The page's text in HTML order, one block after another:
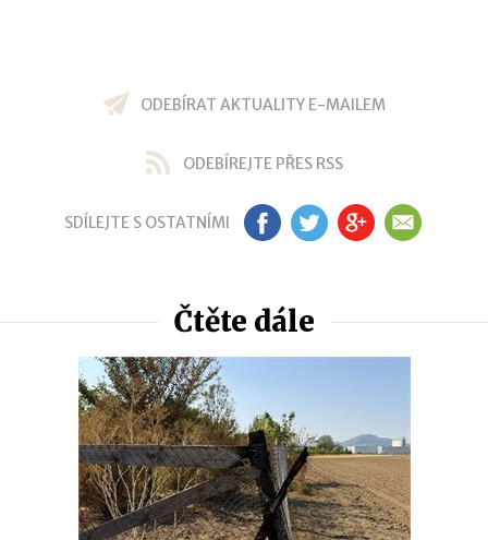
ODEBÍRAT AKTUALITY E-MAILEM
ODEBÍREJTE PŘES RSS
SDÍLEJTE S OSTATNÍMI FB TW GP EM
Čtěte dále